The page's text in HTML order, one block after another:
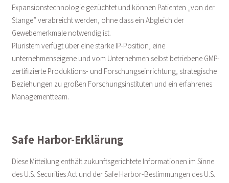
Expansionstechnologie gezüchtet und können Patienten „von der
Stange” verabreicht werden, ohne dass ein Abgleich der
Gewebemerkmale notwendig ist.
Pluristem verfügt über eine starke IP-Position, eine
unternehmenseigene und vom Unternehmen selbst betriebene GMP-
zertifizierte Produktions- und Forschungseinrichtung, strategische
Beziehungen zu großen Forschungsinstituten und ein erfahrenes
Managementteam.
Safe Harbor-Erklärung
Diese Mitteilung enthält zukunftsgerichtete Informationen im Sinne
des U.S. Securities Act und der Safe Harbor-Bestimmungen des U.S.